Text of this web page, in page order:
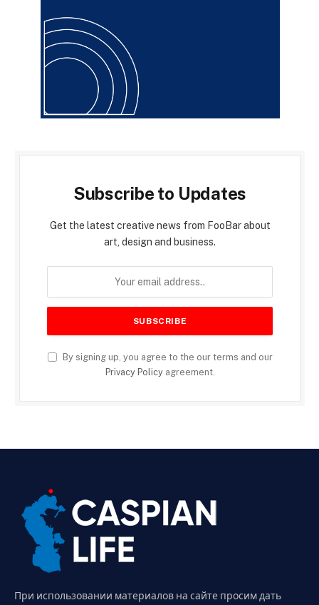
Subscribe to Updates
Get the latest creative news from FooBar about
art, design and business.
By signing up, you agree to the our terms and our
Privacy Policyagreement.
При использовании материалов на сайте просим дать